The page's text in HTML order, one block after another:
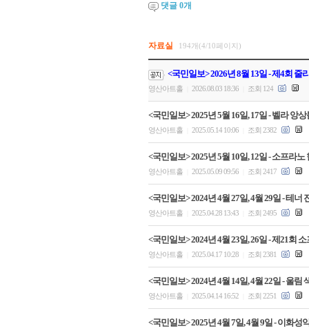
댓글 0개
자료실 194개(4/10페이지)
<국민일보> 2026년 8월 13일 - 제4회
영산아트홀 2026.08.03 18:36 조회 124
<국민일보> 2025년 5월 16일, 17일 - 벨라 앙
영산아트홀 2025.05.14 10:06 조회 2382
<국민일보> 2025년 5월 10일, 12일 - 소프라
영산아트홀 2025.05.09 09:56 조회 2417
<국민일보> 2024년 4월 27일, 4월 29일 - 테
영산아트홀 2025.04.28 13:43 조회 2495
<국민일보> 2024년 4월 23일, 26일 - 제21회
영산아트홀 2025.04.17 10:28 조회 2381
<국민일보> 2024년 4월 14일, 4월 22일 - 울
영산아트홀 2025.04.14 16:52 조회 2251
<국민일보> 2025년 4월 7일, 4월 9일 - 이화